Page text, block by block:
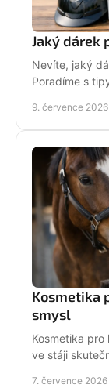
Jaký dárek
Nevíte, jaký
Poradíme s
9. července 2026
Kosmetika
smysl
Kosmetika pro
ve stáji
7. července 2026